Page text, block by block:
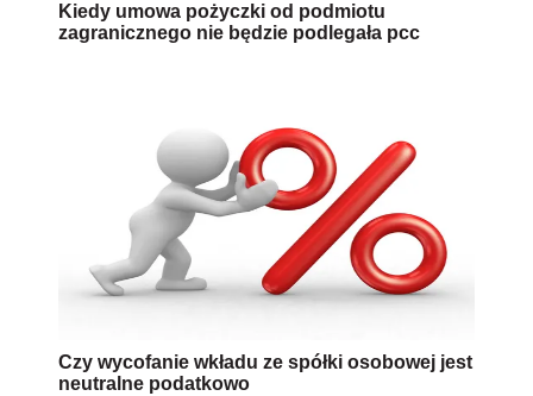
Kiedy umowa pożyczki od podmiotu
zagranicznego nie będzie podlegała pcc
Czy wycofanie wkładu ze spółki osobowej jest
neutralne podatkowo